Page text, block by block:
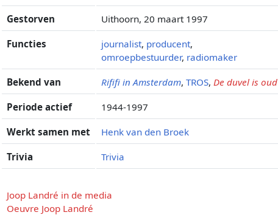
Gestorven Uithoorn, 20 maart 1997
Functies journalist, producent,
omroepbestuurder, radiomaker
Bekend van Rififi in Amsterdam,TROS, De duvel is oud
Periode actief 1944-1997
Werkt samen met Henk van den Broek
Trivia Trivia
Joop Landré in de media
Oeuvre Joop Landré